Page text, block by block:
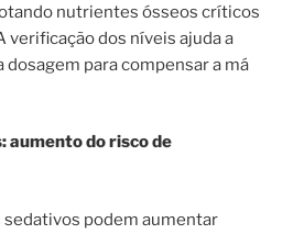
nutrientes ósseos críticos
verificação dos níveis ajuda a
para compensar a má
aumento do risco de
sedativos podem aumentar